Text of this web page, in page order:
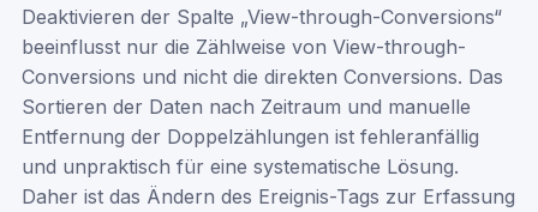
Deaktivieren der Spalte „View-through-Conversions“
beeinflusst nur die Zählweise von View-through-
Conversions und nicht die direkten Conversions. Das
Sortieren der Daten nach Zeitraum und manuelle
Entfernung der Doppelzählungen ist fehleranfällig
und unpraktisch für eine systematische Lösung.
Daher ist das Ändern des Ereignis-Tags zur Erfassung